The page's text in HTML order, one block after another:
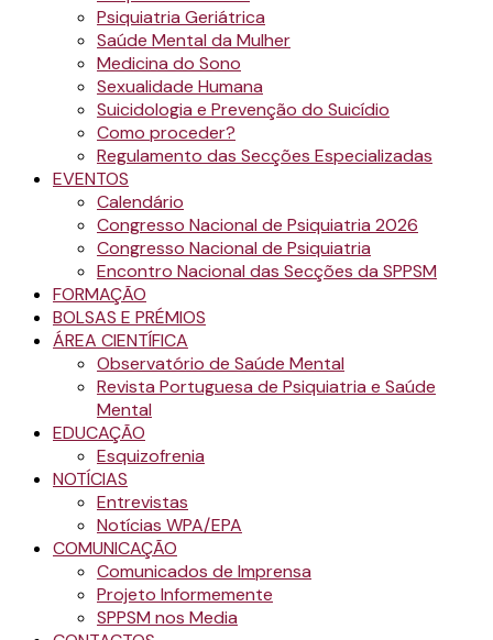
Psiquiatria Geriátrica
Saúde Mental da Mulher
Medicina do Sono
Sexualidade Humana
Suicidologia e Prevenção do Suicídio
Como proceder?
Regulamento das Secções Especializadas
EVENTOS
Calendário
Congresso Nacional de Psiquiatria 2026
Congresso Nacional de Psiquiatria
Encontro Nacional das Secções da SPPSM
FORMAÇÃO
BOLSAS E PRÉMIOS
ÁREA CIENTÍFICA
Observatório de Saúde Mental
Revista Portuguesa de Psiquiatria e Saúde
Mental
EDUCAÇÃO
Esquizofrenia
NOTÍCIAS
Entrevistas
Notícias WPA/EPA
COMUNICAÇÃO
Comunicados de Imprensa
Projeto Informemente
SPPSM nos Media